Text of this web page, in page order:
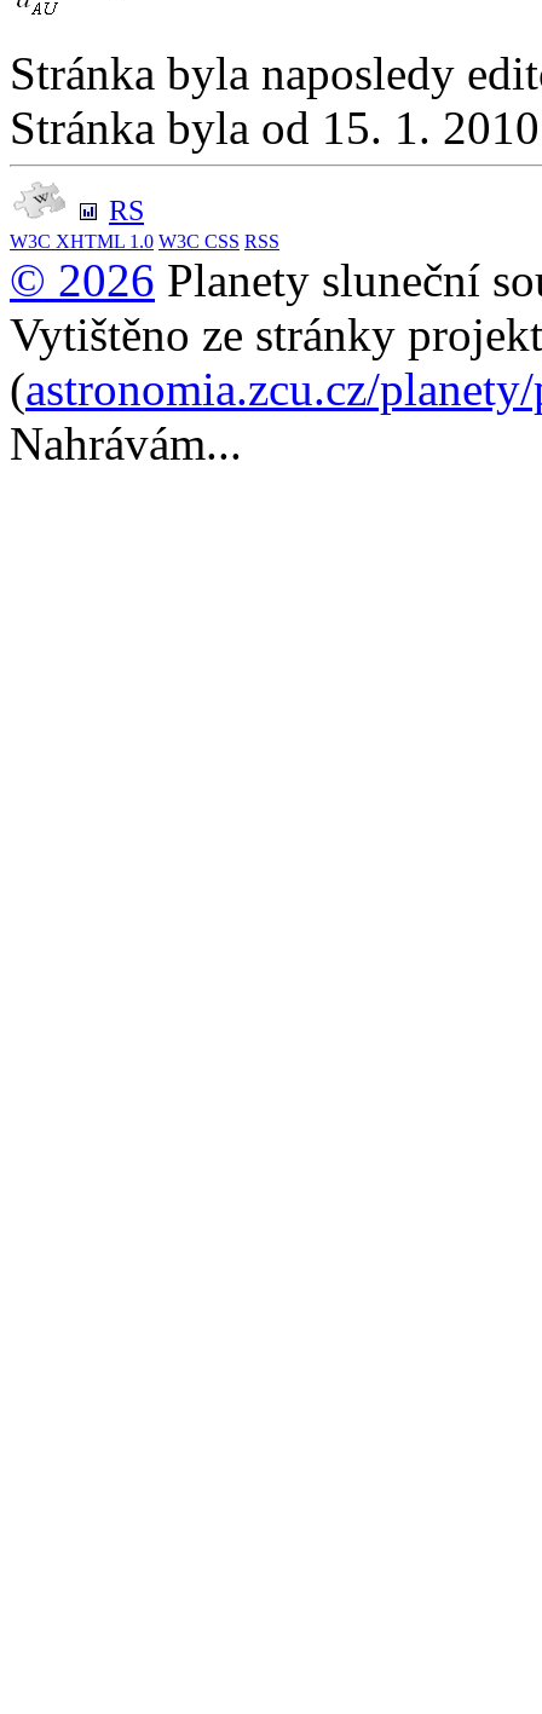
Stránka byla naposledy
Stránka byla od 15. 1.
RS
W3C XHTML 1.0 W3C CSS RSS
© 2026 Planety sluneční
Vytištěno ze stránky
(astronomia.zcu.cz/
Nahrávám...